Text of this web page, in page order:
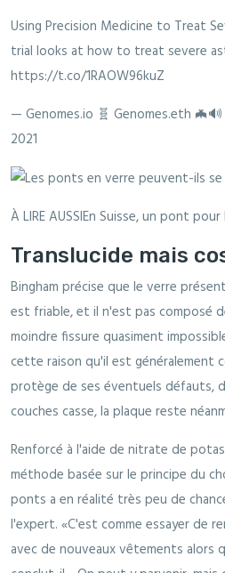
Using Precision Medicine to Treat
trial looks at how to treat severe
https://t.co/1RAOW96kuZ
— Genomes.io 🧬 Genomes.eth 🦇🔊
2021
À LIRE AUSSIEn Suisse, un pont
Translucide mais
Bingham précise que le verre
est friable, et il n'est pas composé
moindre fissure quasiment
cette raison qu'il est généralement
protège de ses éventuels défauts,
couches casse, la plaque reste
Renforcé à l'aide de nitrate de
méthode basée sur le principe du
ponts a en réalité très peu de
l'expert. «C'est comme essayer de
avec de nouveaux vêtements alors